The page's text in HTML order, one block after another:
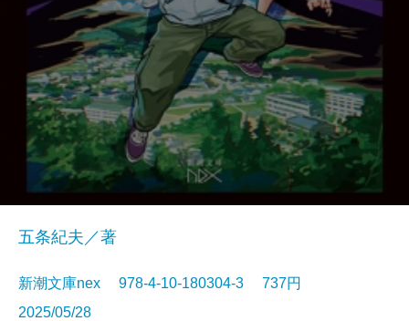
五条紀夫／著
新潮文庫nex 978-4-10-180304-3 737円
2025/05/28